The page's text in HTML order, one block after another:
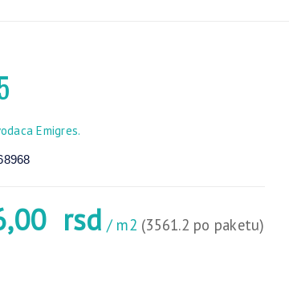
Emigres.
rsd / m2 (3561.2 po paketu)